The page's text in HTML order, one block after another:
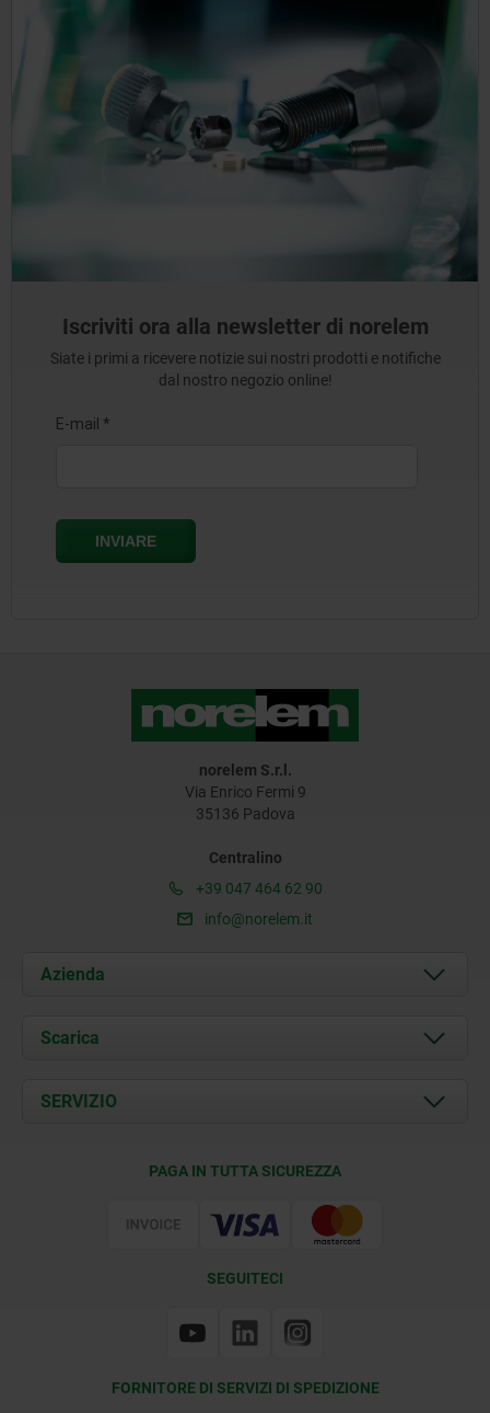
Iscriviti ora alla newsletter di norelem
Siate i primi a ricevere notizie sui nostri prodotti e notifiche
dal nostro negozio online!
norelem S.r.l.
Via Enrico Fermi 9
35136 Padova
Centralino
+39 047 464 62 90
info@norelem.it
Azienda
Chi siamo
Contatti
Scarica
Documents
SERVIZIO
PAGA IN TUTTA SICUREZZA
SEGUITECI
FORNITORE DI SERVIZI DI SPEDIZIONE